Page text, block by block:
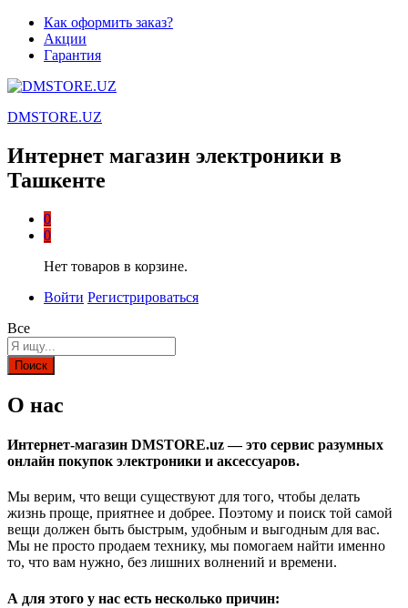
Как оформить заказ?
Акции
Гарантия
DMSTORE.UZ
Интернет магазин электроники в
Ташкенте
0
0
Нет товаров в корзине.
Войти Регистрироваться
Все
Поиск
О нас
Интернет-магазин DMSTORE.uz — это сервис разумных
онлайн покупок электроники и аксессуаров.
Мы верим, что вещи существуют для того, чтобы делать
жизнь проще, приятнее и добрее. Поэтому и поиск той самой
вещи должен быть быстрым, удобным и выгодным для вас.
Мы не просто продаем технику, мы помогаем найти именно
то, что вам нужно, без лишних волнений и времени.
А для этого у нас есть несколько причин: